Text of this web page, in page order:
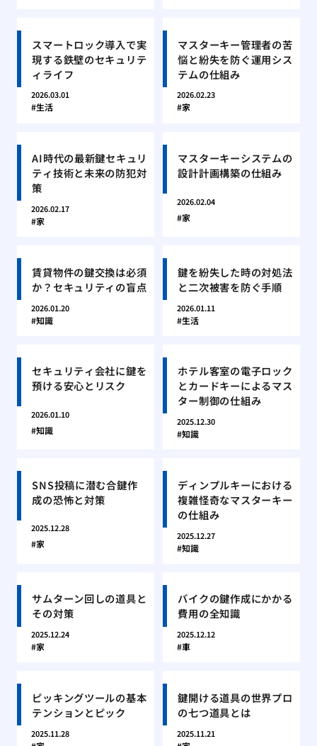
スマートロック導入で実
現する鉄壁のセキュリテ
ィライフ
2026.03.01
生活
マスターキー管理者の苦
悩と紛失を防ぐ運用シス
テムの仕組み
2026.02.23
家
AI時代の最新鍵セキュリ
ティ技術と未来の防犯対
策
2026.02.17
家
マスターキーシステムの
設計計画構築の仕組み
2026.02.04
家
賃貸物件の鍵交換は必須
か？セキュリティの盲点
2026.01.20
知識
鍵を紛失した時の対処法
と二次被害を防ぐ手順
2026.01.11
生活
セキュリティ会社に鍵を
預ける安心とリスク
2026.01.10
知識
ホテル客室の電子ロック
とカードキーによるマス
ター制御の仕組み
2025.12.30
知識
SNS投稿に潜む合鍵作
成の恐怖と対策
2025.12.28
家
ディンプルキーにおける
複雑怪奇なマスターキー
の仕組み
2025.12.27
知識
サムターン回しの道具と
その対策
2025.12.24
家
バイクの鍵作成にかかる
費用の全知識
2025.12.12
車
ピッキングツールの基本
テンションとピック
2025.11.28
鍵開ける道具の世界プロ
の七つ道具とは
2025.11.21